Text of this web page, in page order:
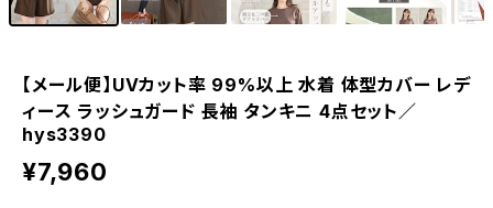
【メール便】UVカット率 99%以上 水着 体型カバー レデ
ィース ラッシュガード 長袖 タンキニ 4点セット／
hys3390
¥7,960